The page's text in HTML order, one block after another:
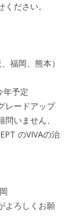
ださい。
福岡、熊本）
年予定
レードアップ
いません、
のVIVAの治
よろしくお願